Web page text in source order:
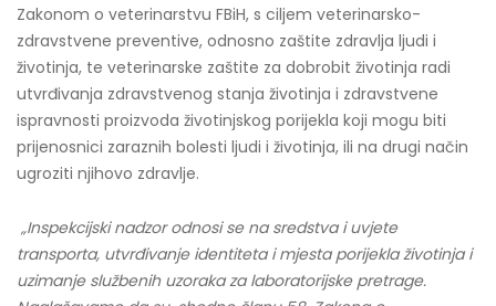
Zakonom o veterinarstvu FBiH, s ciljem veterinarsko-
zdravstvene preventive, odnosno zaštite zdravlja ljudi i
životinja, te veterinarske zaštite za dobrobit životinja radi
utvrđivanja zdravstvenog stanja životinja i zdravstvene
ispravnosti proizvoda životinjskog porijekla koji mogu biti
prijenosnici zaraznih bolesti ljudi i životinja, ili na drugi način
ugroziti njihovo zdravlje.
„Inspekcijski nadzor odnosi se na sredstva i uvjete
transporta, utvrđivanje identiteta i mjesta porijekla životinja i
uzimanje službenih uzoraka za laboratorijske pretrage.